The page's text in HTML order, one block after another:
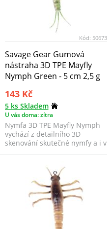
Kód: 50673
Savage Gear Gumová
nástraha 3D TPE Mayfly
Nymph Green - 5 cm 2,5 g
143 Kč
5 ks Skladem
U vás doma: zítra
Nymfa 3D TPE Mayfly Nymph
vychází z detailního 3D
skenování skutečné nymfy a i v